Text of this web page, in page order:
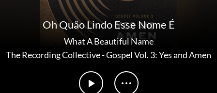
Oh Quão Lindo Esse Nome É
What A Beautiful Name
The Recording Collective-Gospel Vol. 3: Yes and Amen